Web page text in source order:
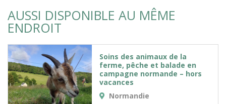
AUSSI DISPONIBLE AU MÊME
ENDROIT
Soins des animaux de la
ferme, pêche et balade en
campagne normande – hors
vacances
Normandie